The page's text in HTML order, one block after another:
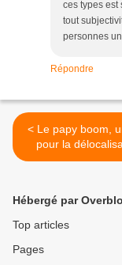
ces types est
tout
personnes
Répondre
< Le papy boom, un levier
pour la
Hébergé par
Top articles
Pages